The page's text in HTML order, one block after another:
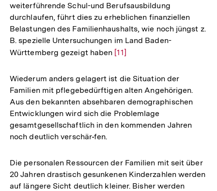
weiterführende Schul-und Berufsausbildung
durchlaufen, führt dies zu erheblichen finanziellen
Belastungen des Familienhaushalts, wie noch jüngst z.
B. spezielle Untersuchungen im Land Baden-
Württemberg gezeigt haben Zur
der
Fußnote
[11]
Wiederum anders gelagert ist die Situation der
Familien mit pflegebedürftigen alten Angehörigen.
Aus den bekannten absehbaren demographischen
Entwicklungen wird sich die Problemlage
gesamtgesellschaftlich in den kommenden Jahren
noch deutlich verschär•fen.
Die personalen Ressourcen der Familien mit seit über
20 Jahren drastisch gesunkenen Kinderzahlen werden
auf längere Sicht deutlich kleiner. Bisher werden